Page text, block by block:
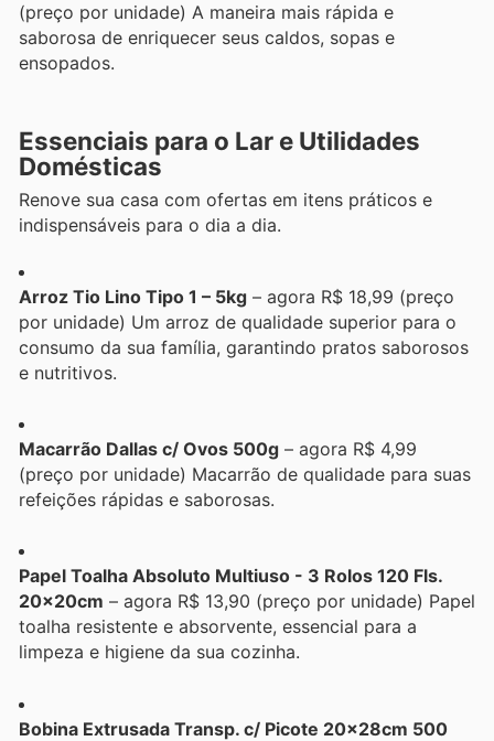
(preço por unidade) A maneira mais rápida e
saborosa de enriquecer seus caldos, sopas e
ensopados.
Essenciais para o Lar e Utilidades
Domésticas
Renove sua casa com ofertas em itens práticos e
indispensáveis para o dia a dia.
Arroz Tio Lino Tipo 1 – 5kg – agora R$ 18,99 (preço
por unidade) Um arroz de qualidade superior para o
consumo da sua família, garantindo pratos saborosos
e nutritivos.
Macarrão Dallas c/ Ovos 500g – agora R$ 4,99
(preço por unidade) Macarrão de qualidade para suas
refeições rápidas e saborosas.
Papel Toalha Absoluto Multiuso - 3 Rolos 120 Fls.
20x20cm – agora R$ 13,90 (preço por unidade) Papel
toalha resistente e absorvente, essencial para a
limpeza e higiene da sua cozinha.
Bobina Extrusada Transp. c/ Picote 20x28cm 500